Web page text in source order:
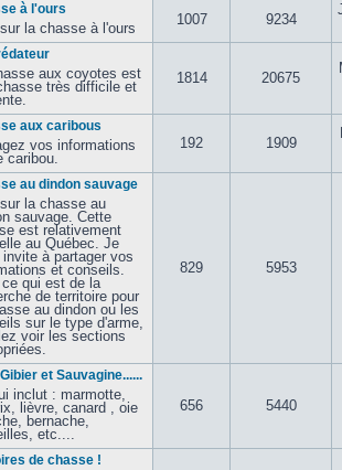
à l'ours
la chasse à l'ours
1007 9234
aux coyotes est
très difficile et
1814 20675
aux caribous
vos informations
caribou.
192 1909
au dindon sauvage
la chasse au
sauvage. Cette
est relativement
au Québec. Je
à partager vos
et conseils.
ce qui est de la
de territoire pour
au dindon ou les
sur le type d'arme,
voir les sections
829 5953
et Sauvagine......
inclut : marmotte,
lièvre, canard , oie
bernache,
etc....
656 5440
de chasse !